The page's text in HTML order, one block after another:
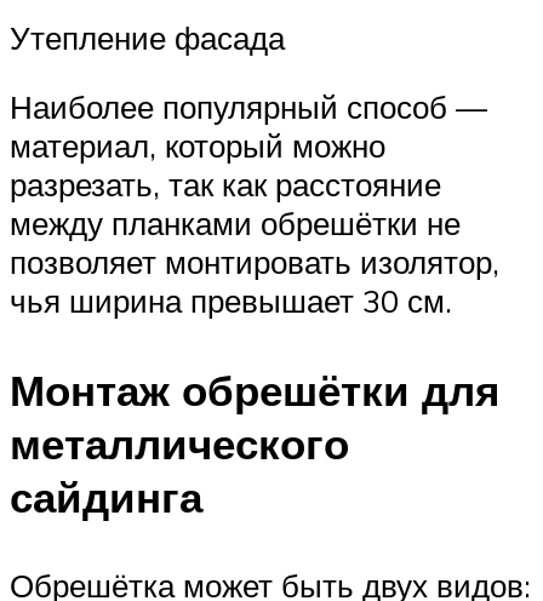
Утепление фасада
Наиболее популярный способ —
материал, который можно
разрезать, так как расстояние
между планками обрешётки не
позволяет монтировать изолятор,
чья ширина превышает 30 см.
Монтаж обрешётки для
металлического
сайдинга
Обрешётка может быть двух видов: